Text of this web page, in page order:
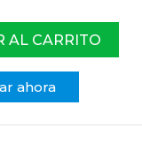
AL CARRITO
ahora